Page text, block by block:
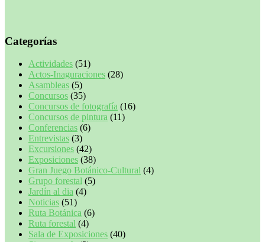
Categorías
Actividades (51)
Actos-Inaguraciones (28)
Asambleas (5)
Concursos (35)
Concursos de fotografía (16)
Concursos de pintura (11)
Conferencias (6)
Entrevistas (3)
Excursiones (42)
Exposiciones (38)
Gran Juego Botánico-Cultural (4)
Grupo forestal (5)
Jardín al dia (4)
Noticias (51)
Ruta Botánica (6)
Ruta forestal (4)
Sala de Exposiciones (40)